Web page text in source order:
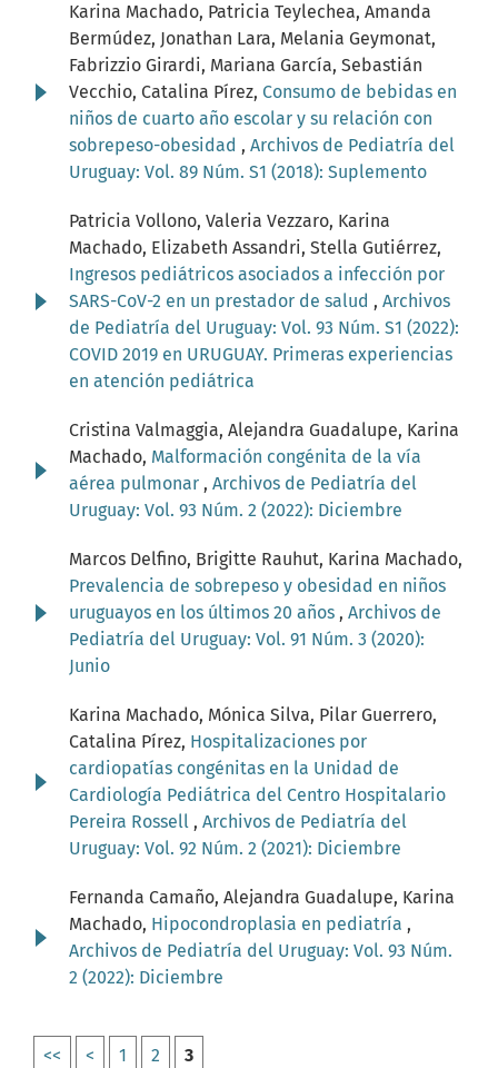
Karina Machado, Patricia Teylechea, Amanda
Bermúdez, Jonathan Lara, Melania Geymonat,
Fabrizzio Girardi, Mariana García, Sebastián
Vecchio, Catalina Pírez, Consumo de bebidas en
niños de cuarto año escolar y su relación con
sobrepeso-obesidad , Archivos de Pediatría del
Uruguay: Vol. 89 Núm. S1 (2018): Suplemento
Patricia Vollono, Valeria Vezzaro, Karina
Machado, Elizabeth Assandri, Stella Gutiérrez,
Ingresos pediátricos asociados a infección por
SARS-CoV-2 en un prestador de salud , Archivos
de Pediatría del Uruguay: Vol. 93 Núm. S1 (2022):
COVID 2019 en URUGUAY. Primeras experiencias
en atención pediátrica
Cristina Valmaggia, Alejandra Guadalupe, Karina
Machado, Malformación congénita de la vía
aérea pulmonar , Archivos de Pediatría del
Uruguay: Vol. 93 Núm. 2 (2022): Diciembre
Marcos Delfino, Brigitte Rauhut, Karina Machado,
Prevalencia de sobrepeso y obesidad en niños
uruguayos en los últimos 20 años , Archivos de
Pediatría del Uruguay: Vol. 91 Núm. 3 (2020):
Junio
Karina Machado, Mónica Silva, Pilar Guerrero,
Catalina Pírez, Hospitalizaciones por
cardiopatías congénitas en la Unidad de
Cardiología Pediátrica del Centro Hospitalario
Pereira Rossell , Archivos de Pediatría del
Uruguay: Vol. 92 Núm. 2 (2021): Diciembre
Fernanda Camaño, Alejandra Guadalupe, Karina
Machado, Hipocondroplasia en pediatría ,
Archivos de Pediatría del Uruguay: Vol. 93 Núm.
2 (2022): Diciembre
<< < 1 2 3